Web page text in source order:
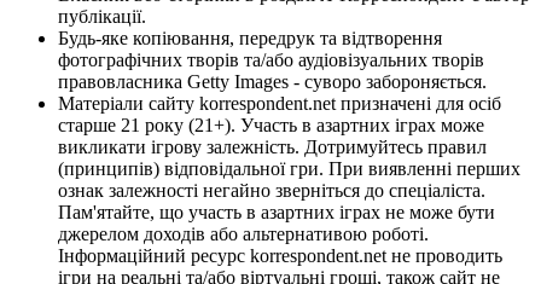
публікації.
Будь-яке копіювання, передрук та відтворення
фотографічних творів та/або аудіовізуальних творів
правовласника Getty Images - суворо забороняється.
Матеріали сайту korrespondent.net призначені для осіб
старше 21 року (21+). Участь в азартних іграх може
викликати ігрову залежність. Дотримуйтесь правил
(принципів) відповідальної гри. При виявленні перших
ознак залежності негайно зверніться до спеціаліста.
Пам'ятайте, що участь в азартних іграх не може бути
джерелом доходів або альтернативою роботі.
Інформаційний ресурс korrespondent.net не проводить
ігри на реальні та/або віртуальні гроші, також сайт не